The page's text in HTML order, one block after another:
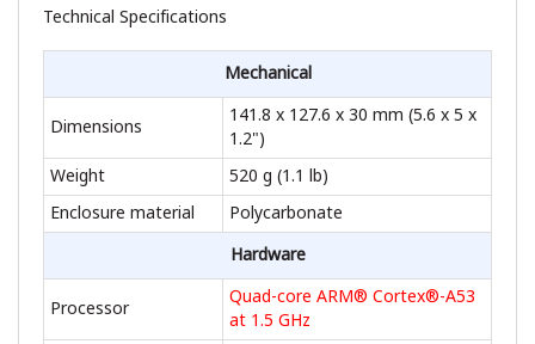
Technical Specifications
Mechanical
Dimensions
141.8 x 127.6 x 30 mm (5.6 x 5 x
1.2")
Weight
520 g (1.1 lb)
Enclosure material
Polycarbonate
Hardware
Processor
Quad-core ARM® Cortex®-A53
at 1.5 GHz